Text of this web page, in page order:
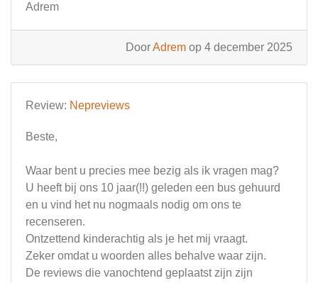
Adrem
DoorAdrem op 4 december 2025
Review: Nepreviews
Beste,
Waar bent u precies mee bezig als ik vragen mag?
U heeft bij ons 10 jaar(!!) geleden een bus gehuurd
en u vind het nu nogmaals nodig om ons te
recenseren.
Ontzettend kinderachtig als je het mij vraagt.
Zeker omdat u woorden alles behalve waar zijn.
De reviews die vanochtend geplaatst zijn zijn